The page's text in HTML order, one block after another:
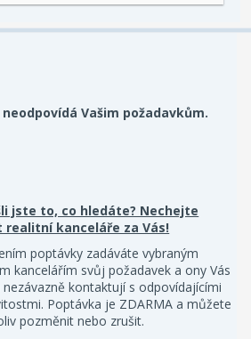
Vašim požadavkům.
jste to, co hledáte? Nechejte
realitní kanceláře za Vás!
poptávky zadáváte vybraným
kancelářím svůj požadavek a ony Vás
kontaktují s odpovídajícími
Poptávka je ZDARMA a můžete
pozměnit nebo zrušit.